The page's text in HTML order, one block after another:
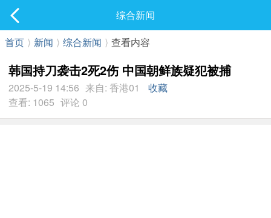
最新发表
综合新闻
首页 ⟩ 新闻 ⟩ 综合新闻 ⟩ 查看内容
韩国持刀袭击2死2伤 中国朝鲜族疑犯被捕
2025-5-19 14:56 来自: 香港01
收藏
查看: 1065 评论 0